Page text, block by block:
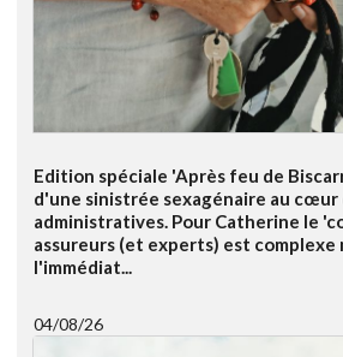
Edition spéciale 'Après feu de
d'une sinistrée sexagénaire au cœur
administratives. Pour Catherine le
assureurs (et experts) est complexe
l'immédiat...
04/08/26